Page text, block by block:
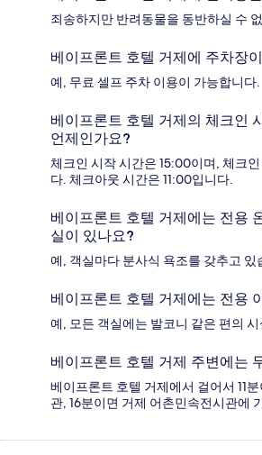
죄송하지만 반려동물을 동반하실 수
베이프론트 호텔 거제에 주차장
예, 무료 셀프 주차 이용이 가능합니다.
베이프론트 호텔 거제의 체크인
언제인가요?
체크인 시작 시간은 15:00이며, 체크
다. 체크아웃 시간은 11:00입니다.
베이프론트 호텔 거제에는 전용
실이 있나요?
예, 객실마다 분사식 욕조를 갖추고 있
베이프론트 호텔 거제에는 전용
예, 모든 객실에는 발코니 같은 편의
베이프론트 호텔 거제 주변에는
베이프론트 호텔 거제에서 걸어서 11
관, 16분이면 거제 어촌민속전시관에